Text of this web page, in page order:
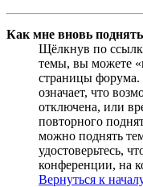
Как мне вновь
Щёлкнув по
темы, вы можете
страницы форума.
означает, что
отключена, или
повторного
можно поднять
удостоверьтесь,
конференции, на
Вернуться к